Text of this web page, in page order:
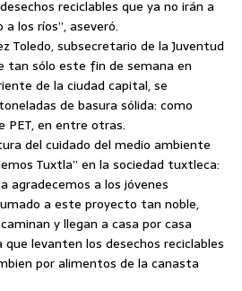
reciclables que ya no irán a
los ríos”, aseveró.
Toledo, subsecretario de la Juventud
tan sólo este fin de semana en
de la ciudad capital, se
de basura sólida: como
PET, en entre otras.
del cuidado del medio ambiente
Tuxtla” en la sociedad tuxtleca:
agradecemos a los jóvenes
a este proyecto tan noble,
y llegan a casa por casa
levanten los desechos reciclables
por alimentos de la canasta